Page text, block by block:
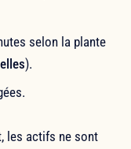
selon la plante
).
les actifs ne sont